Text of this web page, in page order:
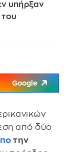
υπήρξαν
του
Google
από δύο
την